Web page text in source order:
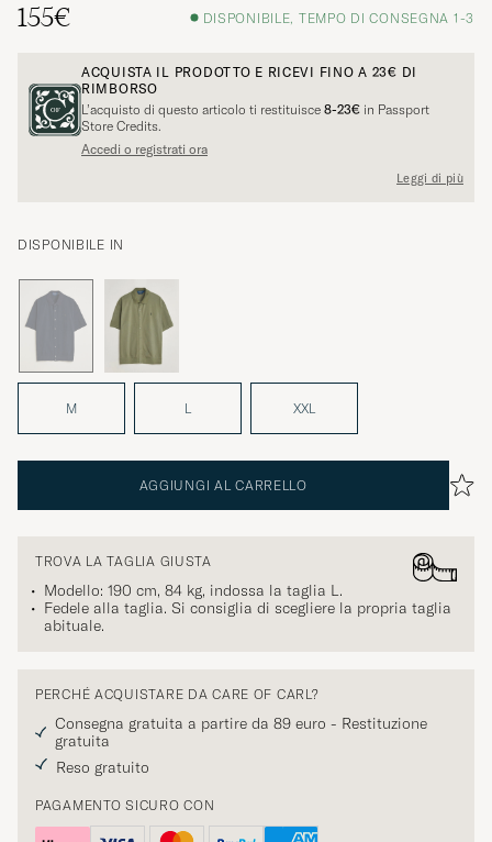
155€
DISPONIBILE, TEMPO DI CONSEGNA 1-3
ACQUISTA IL PRODOTTO E RICEVI FINO A 23€ DI
RIMBORSO
L’acquisto di questo articolo ti restituisce 8-23€ in Passport
Store Credits.
Accedi o registrati ora
Leggi di più
DISPONIBILE IN
M L XXL
AGGIUNGI AL CARRELLO
TROVA LA TAGLIA GIUSTA
Modello: 190 cm, 84 kg, indossa la taglia L.
Fedele alla taglia. Si consiglia di scegliere la propria taglia
abituale.
PERCHÉ ACQUISTARE DA CARE OF CARL?
Consegna gratuita a partire da 89 euro - Restituzione
gratuita
Reso gratuito
PAGAMENTO SICURO CON